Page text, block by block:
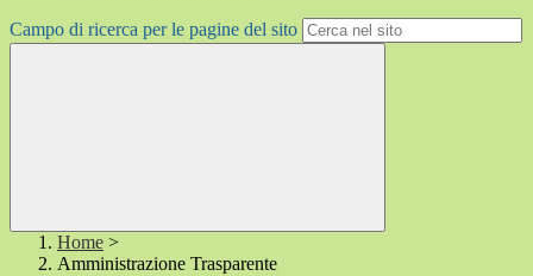
Campo di ricerca per le pagine del sito
Home >
Amministrazione Trasparente